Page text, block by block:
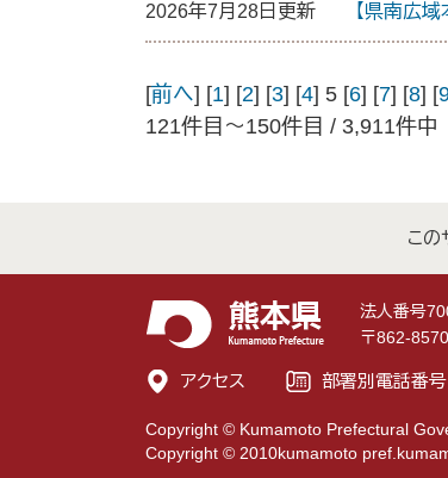
2026年7月28日更新 【県南広
[前へ] [1] [2] [3] [4] 5 [6] [7] [8] [
121件目～150件目 / 3,911件中
この
法人番号
〒862-
アクセス 部署別電話番号
Copyright © Kumamoto Prefectural
Copyright © 2010kumamoto